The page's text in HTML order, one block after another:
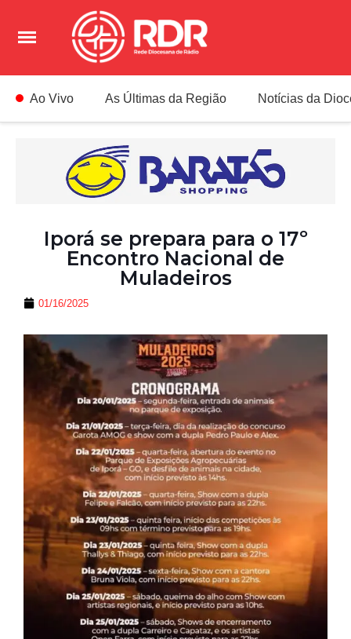
Ao Vivo As Últimas da Região Notícias da
Iporá se prepara para o 17º
Encontro Nacional de
Muladeiros
01/16/2025